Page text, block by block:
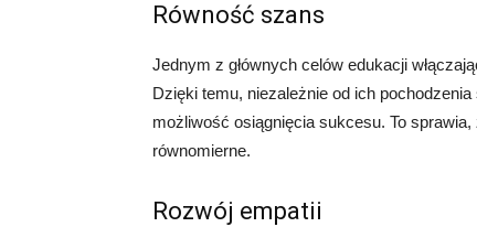
Równość szans
Jednym z głównych celów edukacji
Dzięki temu, niezależnie od ich
możliwość osiągnięcia sukcesu. To
równomierne.
Rozwój empatii